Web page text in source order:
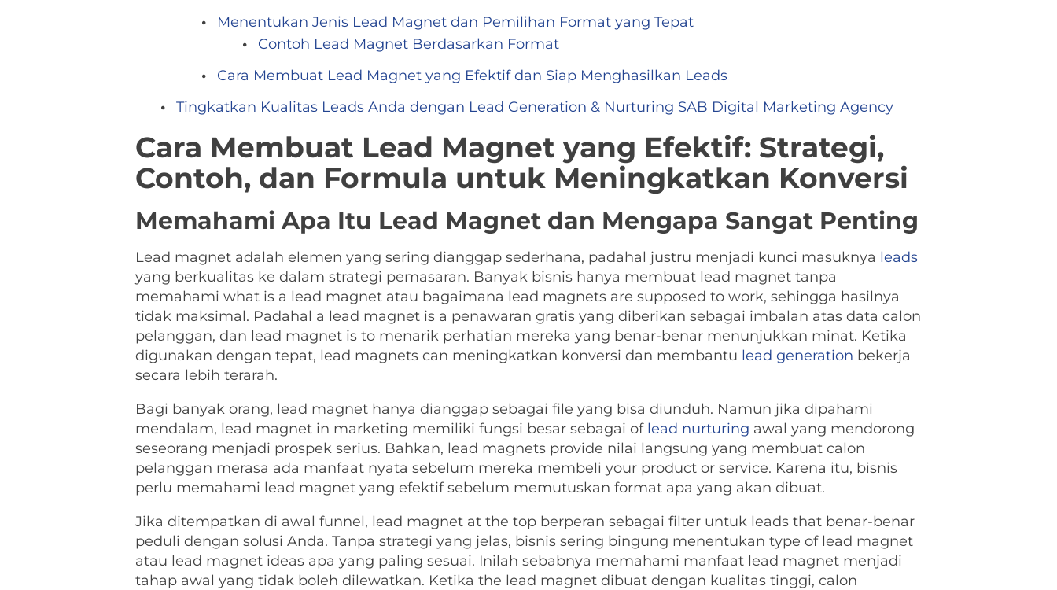
Menentukan Jenis Lead Magnet dan Pemilihan Format yang Tepat
Contoh Lead Magnet Berdasarkan Format
Cara Membuat Lead Magnet yang Efektif dan Siap Menghasilkan Leads
Tingkatkan Kualitas Leads Anda dengan Lead Generation & Nurturing SAB Digital Marketing Agency
Cara Membuat Lead Magnet yang Efektif: Strategi,
Contoh, dan Formula untuk Meningkatkan Konversi
Memahami Apa Itu Lead Magnet dan Mengapa Sangat Penting
Lead magnet adalah elemen yang sering dianggap sederhana, padahal justru menjadi kunci masuknya leads
yang berkualitas ke dalam strategi pemasaran. Banyak bisnis hanya membuat lead magnet tanpa
memahami what is a lead magnet atau bagaimana lead magnets are supposed to work, sehingga hasilnya
tidak maksimal. Padahal a lead magnet is a penawaran gratis yang diberikan sebagai imbalan atas data calon
pelanggan, dan lead magnet is to menarik perhatian mereka yang benar-benar menunjukkan minat. Ketika
digunakan dengan tepat, lead magnets can meningkatkan konversi dan membantu lead generation bekerja
secara lebih terarah.
Bagi banyak orang, lead magnet hanya dianggap sebagai file yang bisa diunduh. Namun jika dipahami
mendalam, lead magnet in marketing memiliki fungsi besar sebagai of lead nurturing awal yang mendorong
seseorang menjadi prospek serius. Bahkan, lead magnets provide nilai langsung yang membuat calon
pelanggan merasa ada manfaat nyata sebelum mereka membeli your product or service. Karena itu, bisnis
perlu memahami lead magnet yang efektif sebelum memutuskan format apa yang akan dibuat.
Jika ditempatkan di awal funnel, lead magnet at the top berperan sebagai filter untuk leads that benar-benar
peduli dengan solusi Anda. Tanpa strategi yang jelas, bisnis sering bingung menentukan type of lead magnet
atau lead magnet ideas apa yang paling sesuai. Inilah sebabnya memahami manfaat lead magnet menjadi
tahap awal yang tidak boleh dilewatkan. Ketika the lead magnet dibuat dengan kualitas tinggi, calon